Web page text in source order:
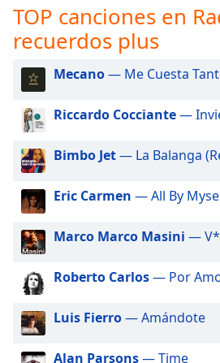
settings
dialog
subtitles
off
selected
Audio
Track
Picture-
in-
Fullscreen
This
modal
window.
Beginning
TOP canciones en
recuerdos plus
Mecano— Me Cuesta
Riccardo Cocciante—
Bimbo Jet— La Balanga
Eric Carmen — All By
Marco Marco Masini —
Roberto Carlos— Por
Luis Fierro— Amándote
Alan Parsons— Time